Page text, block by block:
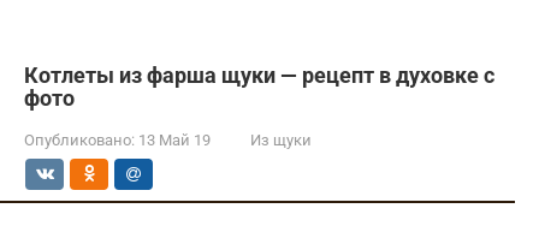
Котлеты из фарша щуки — рецепт в духовке с
фото
Опубликовано: 13 Май 19 Из щуки